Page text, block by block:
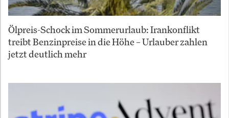
Ölpreis-Schock im Sommerurlaub: Irankonflikt
treibt Benzinpreise in die Höhe – Urlauber zahlen
jetzt deutlich mehr